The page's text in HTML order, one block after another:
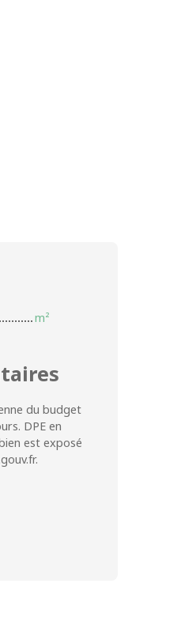
m²
du budget
DPE en
est exposé